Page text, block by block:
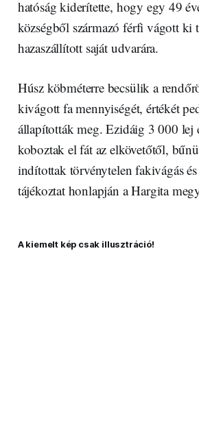
hatóság kiderítette, hogy egy 49
községből származó férfi vágott ki
hazaszállított saját udvarára.
Húsz köbméterre becsülik a
kivágott fa mennyiségét, értékét
állapították meg. Ezidáig 3 000 lej
koboztak el fát az elkövetőtől,
indítottak törvénytelen fakivágás
tájékoztat honlapján a Hargita
A kiemelt kép csak illusztráció!